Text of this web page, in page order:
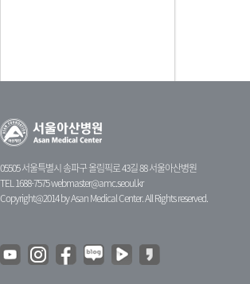
05505 서울특별시 송파구 올림픽로 43길 88 서울아산병원
TEL 1688-7575webmaster@amc.seoul.kr
Copyright@2014 by Asan Medical Center. All Rights reserved.